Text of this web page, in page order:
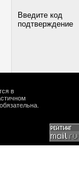
Введите код
подтверждение
в
обязательна.